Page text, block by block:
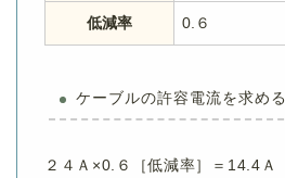
低減率 0.６
ケーブルの許容電流を求める
２４Ａ×0.６［低減率］＝14.4Ａ